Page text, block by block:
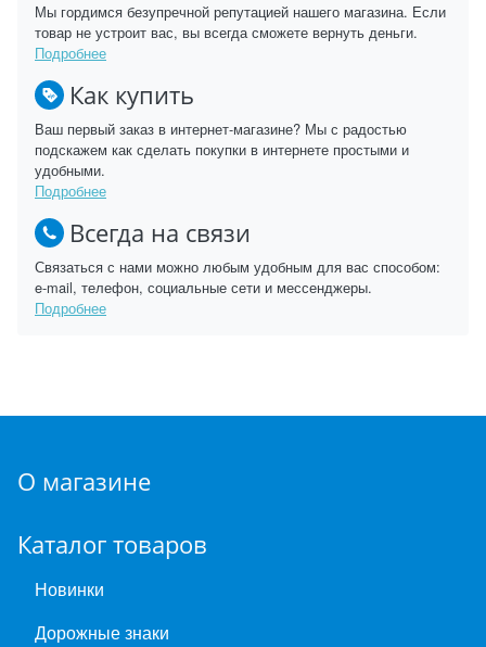
Мы гордимся безупречной репутацией нашего магазина. Если
товар не устроит вас, вы всегда сможете вернуть деньги.
Подробнее
Как купить
Ваш первый заказ в интернет-магазине? Мы с радостью
подскажем как сделать покупки в интернете простыми и
удобными.
Подробнее
Всегда на связи
Связаться с нами можно любым удобным для вас способом:
e-mail, телефон, социальные сети и мессенджеры.
Подробнее
О магазине
Каталог товаров
Новинки
Дорожные знаки